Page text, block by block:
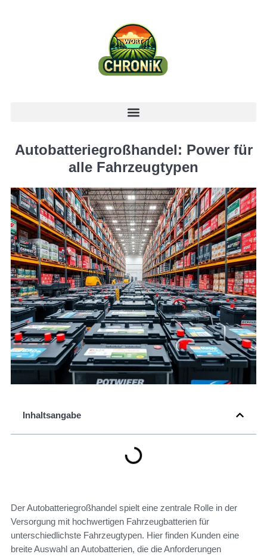
Autobatteriegroßhandel: Power für
alle Fahrzeugtypen
Inhaltsangabe
Der Autobatteriegroßhandel spielt eine zentrale Rolle in der
Versorgung mit hochwertigen Fahrzeugbatterien für
unterschiedlichste Fahrzeugtypen. Hier finden Kunden eine
breite Auswahl an Autobatterien, die die Anforderungen